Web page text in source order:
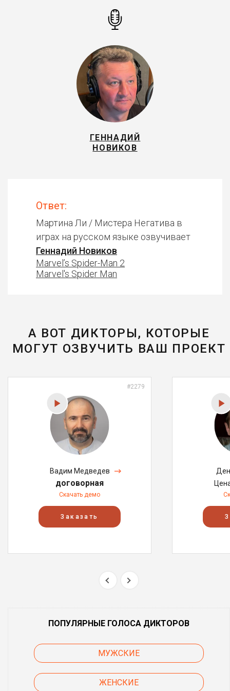
ГЕННАДИЙ
НОВИКОВ
Ответ:
Мартина Ли / Мистера Негатива в
играх на русском языке озвучивает
Геннадий Новиков
Marvel’s Spider-Man 2
Marvel's Spider Man
А ВОТ ДИКТОРЫ, КОТОРЫЕ
МОГУТ ОЗВУЧИТЬ ВАШ ПРОЕКТ
#2279
Вадим Медведев
договорная
Скачать демо
Заказать
ПОПУЛЯРНЫЕ ГОЛОСА ДИКТОРОВ
МУЖСКИЕ
ЖЕНСКИЕ